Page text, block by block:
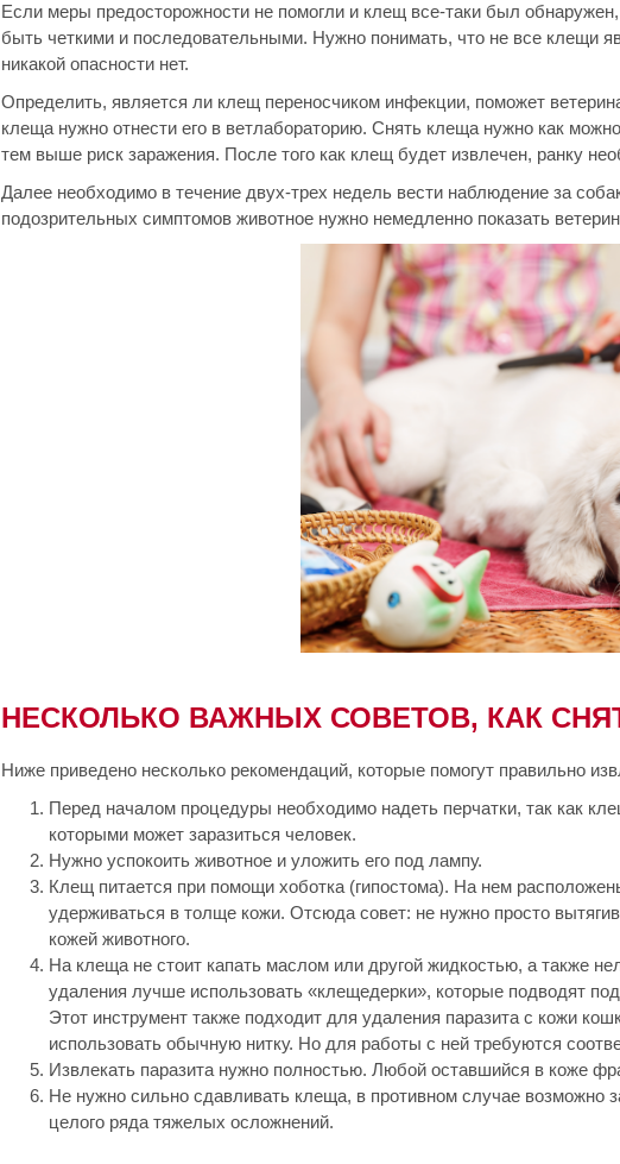
Если меры предосторожности не помогли и клещ все-таки был
быть четкими и последовательными. Нужно понимать, что не все клещи
никакой опасности нет.
Определить, является ли клещ переносчиком инфекции, поможет
клеща нужно отнести его в ветлабораторию. Снять клеща нужно как
тем выше риск заражения. После того как клещ будет извлечен, ранку
Далее необходимо в течение двух-трех недель вести наблюдение за
подозрительных симптомов животное нужно немедленно показать
НЕСКОЛЬКО ВАЖНЫХ СОВЕТОВ, КАК
Ниже приведено несколько рекомендаций, которые помогут правильно
Перед началом процедуры необходимо надеть перчатки, так как
которыми может заразиться человек.
Нужно успокоить животное и уложить его под лампу.
Клещ питается при помощи хоботка (гипостома). На нем
удерживаться в толще кожи. Отсюда совет: не нужно просто
кожей животного.
На клеща не стоит капать маслом или другой жидкостью, а также
удаления лучше использовать «клещедерки», которые подводят
Этот инструмент также подходит для удаления паразита с кожи
использовать обычную нитку. Но для работы с ней требуются
Извлекать паразита нужно полностью. Любой оставшийся в коже
Не нужно сильно сдавливать клеща, в противном случае возможно
целого ряда тяжелых осложнений.